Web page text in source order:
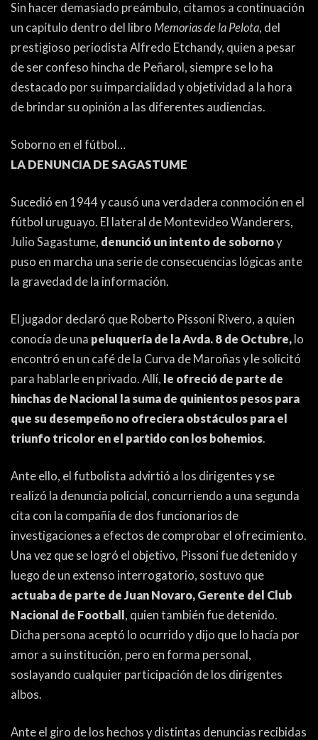
COLUMNAS
ELECCIONES
ENTREVISTAS
TRIBUNA
PYD RADIO
PEÑAS
ENCUESTAS
EDITORIALES
HISTORIA
FORO
Sin hacer demasiado preámbulo, citamos a continuación
un capítulo dentro del libro Memorias de la Pelota, del
prestigioso periodista Alfredo Etchandy, quien a pesar
de ser confeso hincha de Peñarol, siempre se lo ha
destacado por su imparcialidad y objetividad a la hora
de brindar su opinión a las diferentes audiencias.
Soborno en el fútbol…
LA DENUNCIA DE SAGASTUME
Sucedió en 1944 y causó una verdadera conmoción en el
fútbol uruguayo. El lateral de Montevideo Wanderers,
Julio Sagastume, denunció un intento de sobornoy
puso en marcha una serie de consecuencias lógicas ante
la gravedad de la información.
El jugador declaró que Roberto Pissoni Rivero, a quien
conocía de una peluquería de la Avda. 8 de Octubre, lo
encontró en un café de la Curva de Maroñas y le solicitó
para hablarle en privado. Allí, le ofreció de parte de
hinchas de Nacional la suma de quinientos pesos para
que su desempeño no ofreciera obstáculos para el
triunfo tricolor en el partido con los bohemios.
Ante ello, el futbolista advirtió a los dirigentes y se
realizó la denuncia policial, concurriendo a una segunda
cita con la compañía de dos funcionarios de
investigaciones a efectos de comprobar el ofrecimiento.
Una vez que se logró el objetivo, Pissoni fue detenido y
luego de un extenso interrogatorio, sostuvo que
actuaba de parte de Juan Novaro, Gerente del Club
Nacional de Football , quien también fue detenido.
Dicha persona aceptó lo ocurrido y dijo que lo hacía por
amor a su institución, pero en forma personal,
soslayando cualquier participación de los dirigentes
albos.
Ante el giro de los hechos y distintas denuncias recibidas